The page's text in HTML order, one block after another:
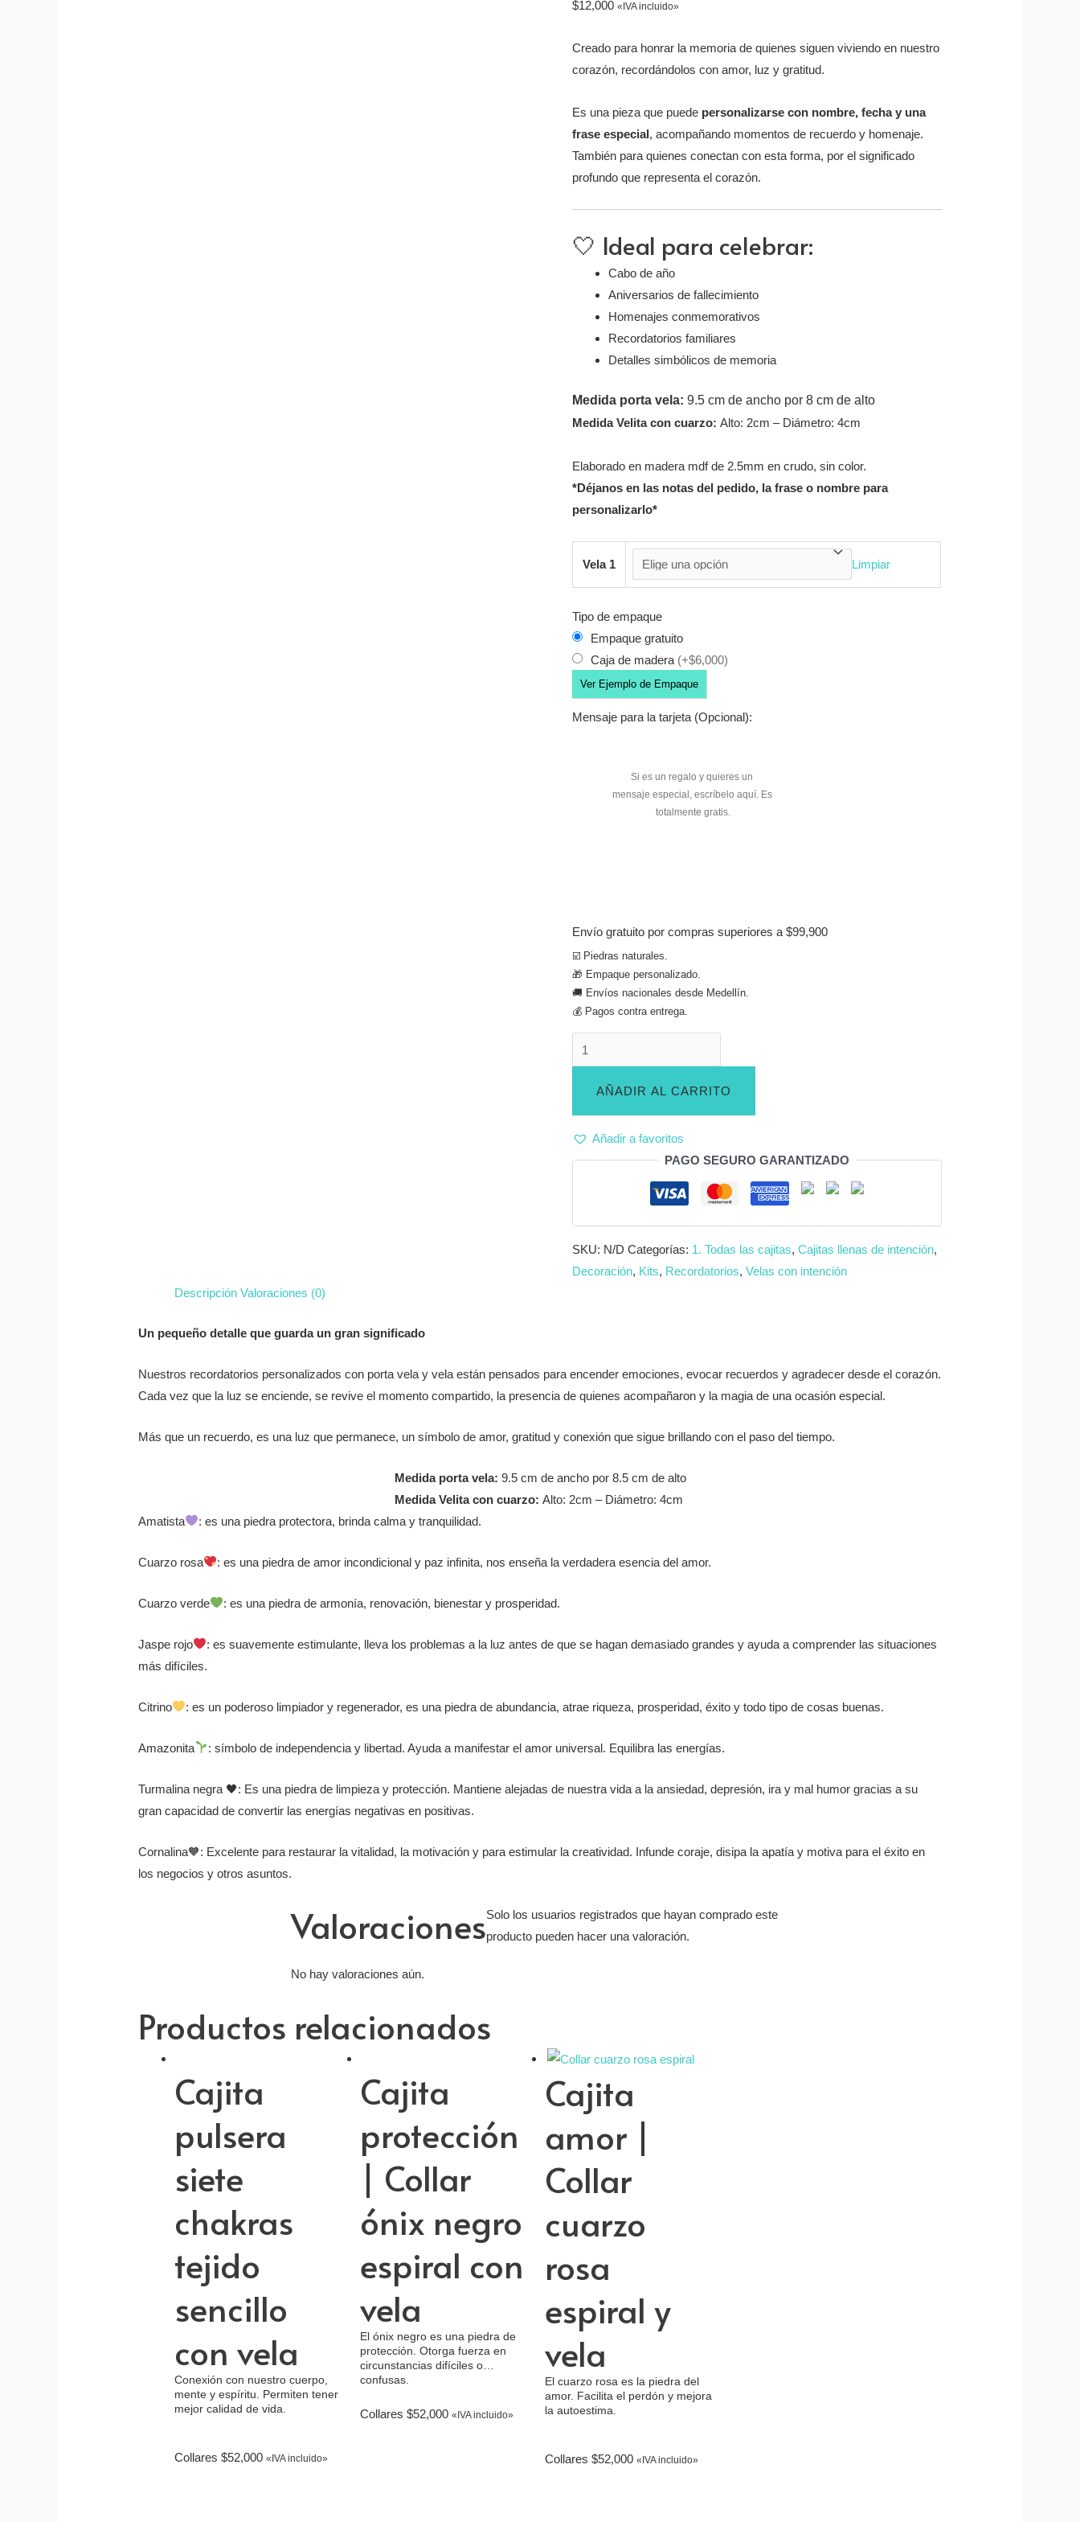
$12,000 «IVA incluido»
Creado para honrar la memoria de quienes siguen viviendo en nuestro
corazón, recordándolos con amor, luz y gratitud.
Es una pieza que puede personalizarse con nombre, fecha y una
frase especial, acompañando momentos de recuerdo y homenaje.
También para quienes conectan con esta forma, por el significado
profundo que representa el corazón.
🤍 Ideal para celebrar:
Cabo de año
Aniversarios de fallecimiento
Homenajes conmemorativos
Recordatorios familiares
Detalles simbólicos de memoria
Medida porta vela: 9.5 cm de ancho por 8 cm de alto
Medida Velita con cuarzo: Alto: 2cm – Diámetro: 4cm
Elaborado en madera mdf de 2.5mm en crudo, sin color.
*Déjanos en las notas del pedido, la frase o nombre para
personalizarlo*
Vela 1 Limpiar
Tipo de empaque
Empaque gratuito
Caja de madera (+$6,000)
Ver Ejemplo de Empaque
Mensaje para la tarjeta (Opcional):
Envío gratuito por compras superiores a $99,900
☑️ Piedras naturales.
🎁 Empaque personalizado.
🚚 Envíos nacionales desde Medellín.
💰 Pagos contra entrega.
Recordatorio
porta
AÑADIR AL CARRITO
Añadir a favoritos
PAGO SEGURO GARANTIZADO
SKU: N/D Categorías: 1. Todas las cajitas, Cajitas llenas de intención,
Decoración, Kits, Recordatorios, Velas con intención
Descripción Valoraciones (0)
Un pequeño detalle que guarda un gran significado
Nuestros recordatorios personalizados con porta vela y vela están pensados para encender emociones, evocar recuerdos y agradecer desde el corazón.
Cada vez que la luz se enciende, se revive el momento compartido, la presencia de quienes acompañaron y la magia de una ocasión especial.
Más que un recuerdo, es una luz que permanece, un símbolo de amor, gratitud y conexión que sigue brillando con el paso del tiempo.
Medida porta vela: 9.5 cm de ancho por 8.5 cm de alto
Medida Velita con cuarzo: Alto: 2cm – Diámetro: 4cm
Amatista
: es una piedra protectora, brinda calma y tranquilidad.
Cuarzo rosa : es una piedra de amor incondicional y paz infinita, nos enseña la verdadera esencia del amor.
Cuarzo verde : es una piedra de armonía, renovación, bienestar y prosperidad.
Jaspe rojo
: es suavemente estimulante, lleva los problemas a la luz antes de que se hagan demasiado grandes y ayuda a comprender las situaciones
más difíciles.
Citrino : es un poderoso limpiador y regenerador, es una piedra de abundancia, atrae riqueza, prosperidad, éxito y todo tipo de cosas buenas.
Amazonita : símbolo de independencia y libertad. Ayuda a manifestar el amor universal. Equilibra las energías.
Turmalina negra 🖤: Es una piedra de limpieza y protección. Mantiene alejadas de nuestra vida a la ansiedad, depresión, ira y mal humor gracias a su
gran capacidad de convertir las energías negativas en positivas.
Cornalina🧡: Excelente para restaurar la vitalidad, la motivación y para estimular la creatividad. Infunde coraje, disipa la apatía y motiva para el éxito en
los negocios y otros asuntos.
Valoraciones
No hay valoraciones aún.
Solo los usuarios registrados que hayan comprado este
producto pueden hacer una valoración.
Productos relacionados
Cajita
pulsera
siete
chakras
tejido
sencillo
con vela
Conexión con nuestro cuerpo,
mente y espíritu. Permiten tener
mejor calidad de vida.
Collares$52,000 «IVA incluido»
Cajita
protección
| Collar
ónix negro
espiral con
vela
El ónix negro es una piedra de
protección. Otorga fuerza en
circunstancias difíciles o
confusas.
Collares $52,000 «IVA incluido»
Cajita
amor |
Collar
cuarzo
rosa
espiral y
vela
El cuarzo rosa es la piedra del
amor. Facilita el perdón y mejora
la autoestima.
Collares$52,000 «IVA incluido»